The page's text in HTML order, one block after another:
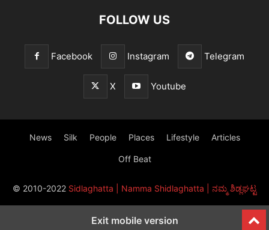
FOLLOW US
Facebook Instagram Telegram
X Youtube
News Silk People Places Lifestyle Articles
Off Beat
© 2010-2022 Sidlaghatta | Namma Shidlaghatta | ನಮ್ಮ ಶಿಡ್ಲಘಟ್ಟ
Exit mobile version